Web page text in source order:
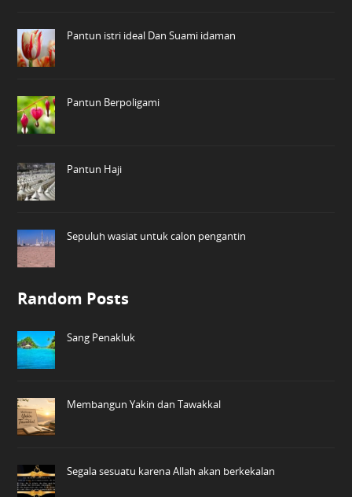
Pantun istri ideal Dan Suami idaman
Pantun Berpoligami
Pantun Haji
Sepuluh wasiat untuk calon pengantin
Random Posts
Sang Penakluk
Membangun Yakin dan Tawakkal
Segala sesuatu karena Allah akan berkekalan